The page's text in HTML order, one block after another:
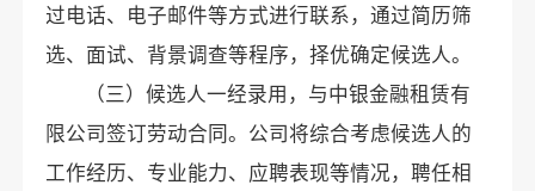
过电话、电子邮件等方式进行联系，通过简历筛
选、面试、背景调查等程序，择优确定候选人。
（三）候选人一经录用，与中银金融租赁有
限公司签订劳动合同。公司将综合考虑候选人的
工作经历、专业能力、应聘表现等情况，聘任相